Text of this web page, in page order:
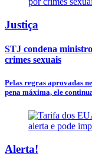
Justiça
STJ condena
crimes sexuais
Pelas regras aprovadas
pena máxima, ele
Alerta!